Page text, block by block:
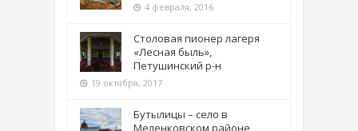
4 февраля, 2016
Столовая пионер лагеря
«Лесная быль»,
Петушинский р-н
19 октября, 2017
Бутылицы – село в
Меленковском районе